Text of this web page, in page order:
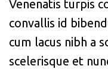
Venenatis turpis
convallis id
cum lacus nibh a
scelerisque et